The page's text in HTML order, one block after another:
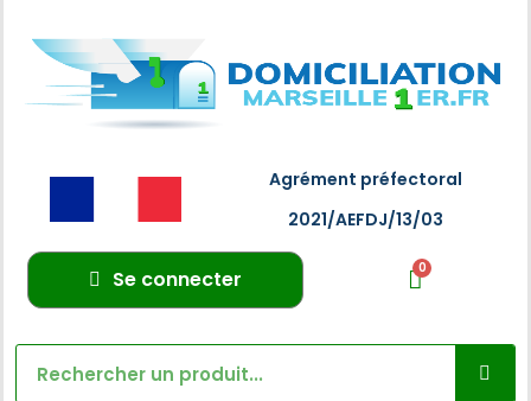
Agrément préfectoral
2021/AEFDJ/13/03
Se connecter